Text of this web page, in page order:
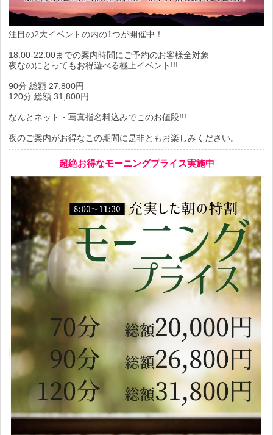
注目の2大イベントの内の1つが開催中！
18:00-22:00までの案内時間にご予約のお客様全対象
夜なのにとってもお得遊べる極上イベント!!!
90分 総額 27,800円
120分 総額 31,800円
なんとネット・写真指名料込みでこのお値段!!!
夜のご案内がお得なこの期間に是非ともお楽しみください。
超絶お得なモーニングプライス実施中